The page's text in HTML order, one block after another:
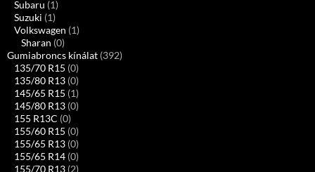
Subaru (1)
Suzuki (1)
Volkswagen (1)
Sharan (0)
Gumiabroncs kínálat (392)
135/70 R15 (0)
135/80 R13 (0)
145/65 R15 (1)
145/80 R13 (0)
155 R13C (0)
155/60 R15 (0)
155/65 R13 (0)
155/65 R14 (0)
155/70 R13 (2)